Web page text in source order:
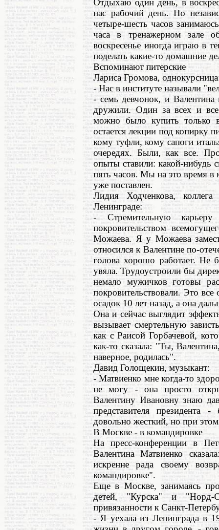
Отдыхаю один день, в
нас рабочий день. Но
четыре-шесть часов
часа в тренажерном зале
воскресенье иногда играю в
поделать какие-то домашние
Вспоминают питерские
Лариса Громова,
- Нас в институте называли
- семь девчонок, и
дружили. Один за всех и
можно было купить только
остается лекции под копирку
кому туфли, кому сапоги
очередях. Были, как все.
опыты ставили: какой-нибудь
пять часов. Мы на это время
уже поставлен.
Лидия Ходченкова,
Ленинграде:
- Стремительную
покровительством
Можаева. Я у Можаева
относился к Валентине по-
голова хорошо работает.
увяла. Трудоустроили бы
немало мужичков готовы
покровительствовали. Это
осадок 10 лет назад, а она
Она и сейчас выглядит
вызывает смертельную
как с Раисой Горбачевой,
как-то сказала: "Ты,
наверное, родилась".
Давид Голощекин, музыкант:
- Матвиенко мне когда-то
не могу - она просто
Валентину Ивановну знаю
представителя президента
довольно жесткий, но при
В Москве - в командировке
На пресс-конференции в
Валентина Матвиенко
искренне рада своему
командировке".
Еще в Москве, занимаясь
детей, "Курска" и "Норд-
привязанности к Санкт-
- Я уехала из Ленинграда в